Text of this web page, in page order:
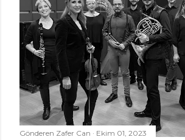
Gönderen Zafer Can Ekim 01, 2023